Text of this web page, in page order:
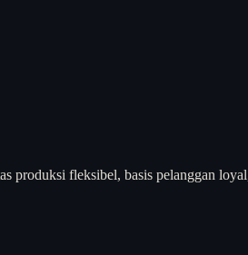
produksi fleksibel, basis pelanggan